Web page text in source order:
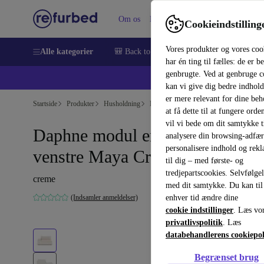
Vores produkter og vores
har én ting til fælles: de er
genbrugte. Ved at genbruge
kan vi give dig bedre
er mere relevant for dine
at få dette til at fungere
vil vi bede om dit samtykke
analysere din browsing-
personalisere indhold og
til dig – med første- og
tredjepartscookies.
med dit samtykke. Du kan til
enhver tid ændre dine
cookie indstillinger. Læs
privatlivspolitik. Læs
databehandlerens
Begrænset brug
Om os Hjælp
Alle kategorier 🎒 Back to school Smartphones
💻
Startside Produkter Husholdning Møbler
Daphne modul enkelt-sæde
venstre Maya Cream
creme
(Indsamler anmeldelser)